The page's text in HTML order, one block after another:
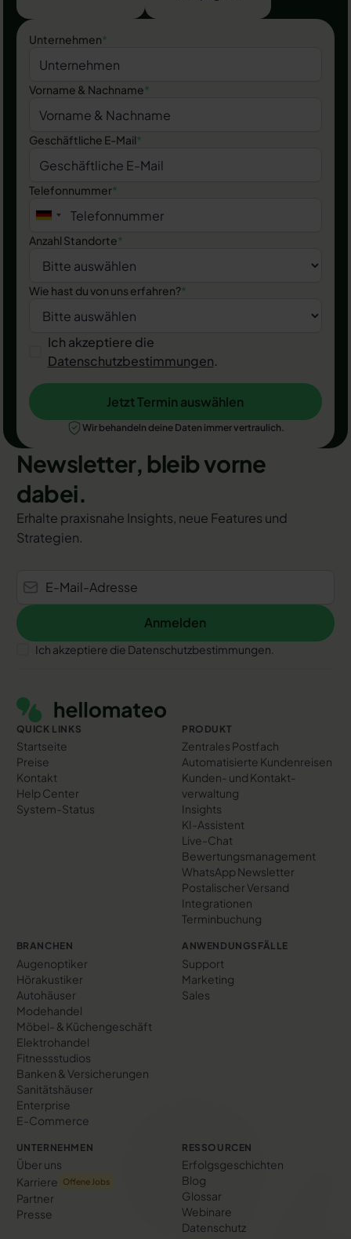
Unternehmen*
Vorname & Nachname*
Geschäftliche E-Mail*
Telefonnummer*
Anzahl Standorte*
Wie hast du von uns erfahren?*
Ich akzeptiere die
Datenschutzbestimmungen.
Jetzt Termin auswählen
Jetzt Termin auswählen
Wir behandeln deine Daten immer vertraulich.
Newsletter, bleib vorne
dabei.
Erhalte praxisnahe Insights, neue Features und
Strategien.
Anmelden
Anmelden
Ich akzeptiere die Datenschutzbestimmungen.
QUICK LINKS
Startseite
Preise
Kontakt
Help Center
System-Status
PRODUKT
Zentrales Postfach
Automatisierte Kundenreisen
Kunden- und Kontakt­
verwaltung
Insights
KI-Assistent
Live-Chat
Bewertungs­management
WhatsApp Newsletter
Postalischer Versand
Integrationen
Terminbuchung
BRANCHEN
Augenoptiker
Hörakustiker
Autohäuser
Modehandel
Möbel- & Küchengeschäft
Elektrohandel
Fitnessstudios
Banken & Versicherungen
Sanitätshäuser
Enterprise
E-Commerce
ANWENDUNGSFÄLLE
Support
Marketing
Sales
UNTERNEHMEN
Über uns
Karriere
Offene Jobs
Partner
Presse
RESSOURCEN
Erfolgs­geschichten
Blog
Glossar
Webinare
Datenschutz